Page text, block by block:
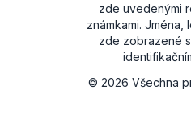
zde uvedenými
známkami.
zde zobrazené
© 2026 Všechna